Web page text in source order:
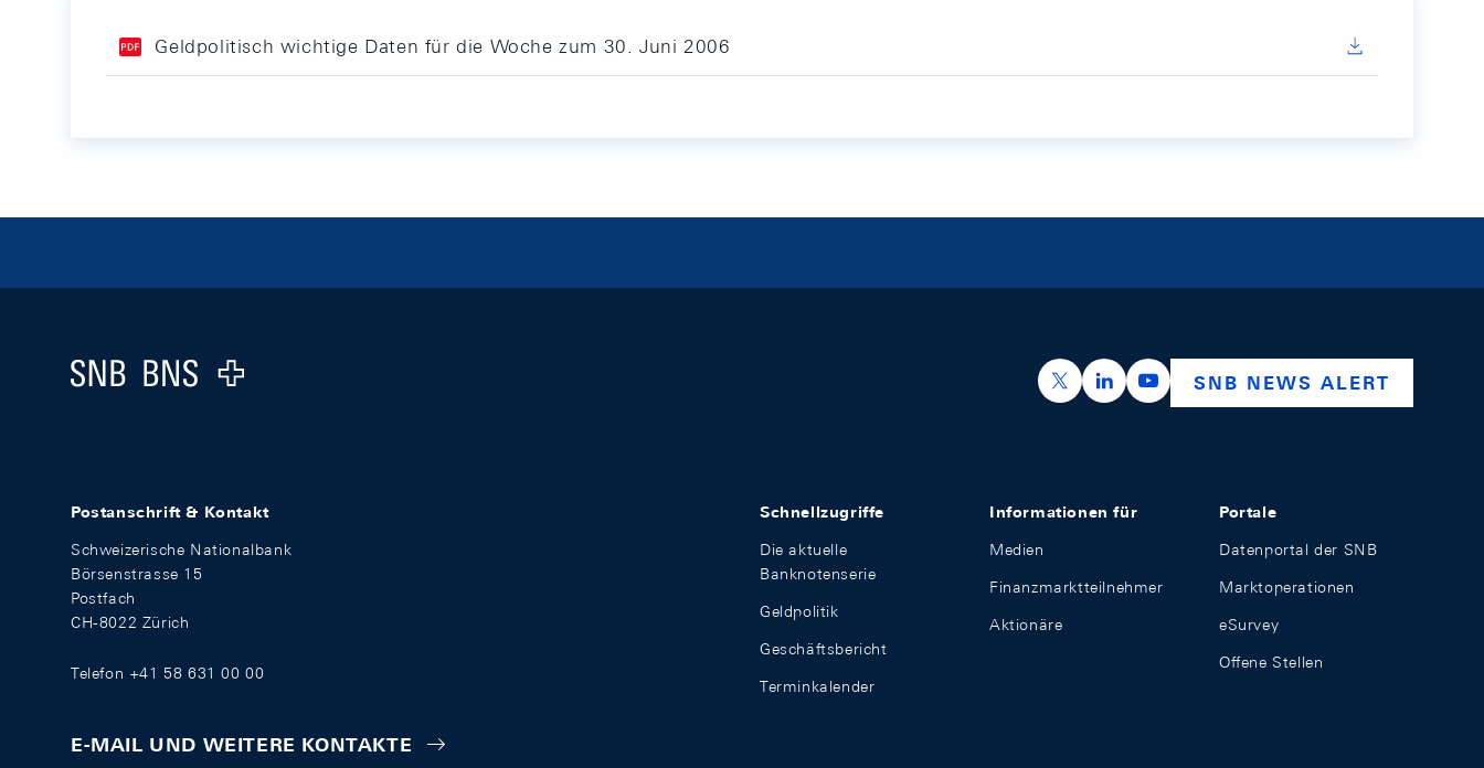
Geldpolitisch wichtige Daten für die Woche zum 30. Juni 2006
Logo
https://x.com/snb_bns
https://ch.linkedin.com/company/swiss-
https://www.youtube.com/
SNB NEWS ALERT
Postanschrift & Kontakt
Schweizerische Nationalbank
Börsenstrasse 15
Postfach
CH-8022 Zürich
Telefon +41 58 631 00 00
E-MAIL UND WEITERE KONTAKTE
Schnellzugriffe
Die aktuelle
Banknotenserie
Geldpolitik
Geschäftsbericht
Terminkalender
Informationen für
Medien
Finanzmarktteilnehmer
Aktionäre
Portale
Datenportal der SNB
Marktoperationen
eSurvey
Offene Stellen